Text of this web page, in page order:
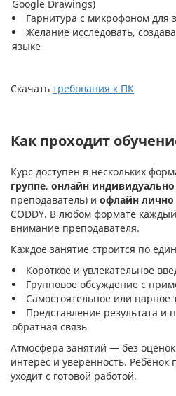
Google Drawings)
Гарнитура с микрофоном для
Желание исследовать,
языке
Скачать требования к ПК
Как проходит
Курс доступен в нескольких
группе, онлайн индивидуально
преподаватель) и офлайн лично
CODDY. В любом формате
внимание преподавателя.
Каждое занятие строится по
Короткое и увлекательное
Групповое обсуждение с
Самостоятельное или парное
Представление результата
обратная связь
Атмосфера занятий — без
интерес и уверенность.
уходит с готовой работой.